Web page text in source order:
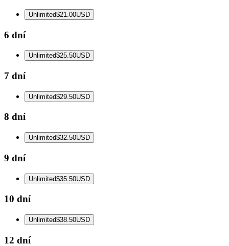
Unlimited$21.00USD
6 dní
Unlimited$25.50USD
7 dní
Unlimited$29.50USD
8 dní
Unlimited$32.50USD
9 dní
Unlimited$35.50USD
10 dní
Unlimited$38.50USD
12 dní